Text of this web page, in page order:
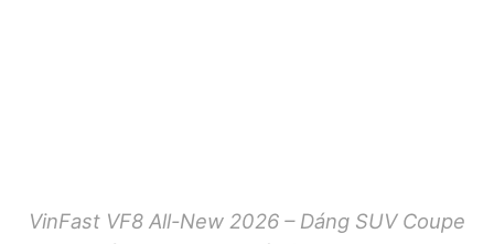
VinFast VF8 All-New 2026 – Dáng SUV Coupe